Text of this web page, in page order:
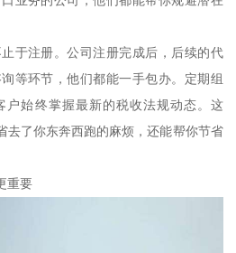
于注册。公司注册完成后，后续的代
等环节，他们都能一手包办。定期组
户始终掌握最新的税收法规动态。这
去了你东奔西跑的麻烦，还能帮你节省
重要